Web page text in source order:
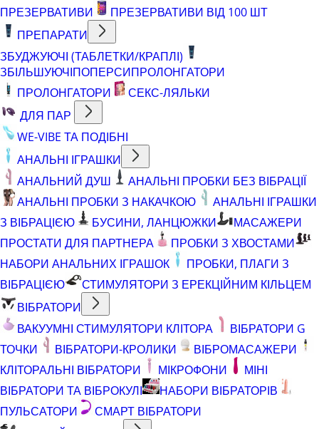
ПРЕЗЕРВАТИВИ
ПРЕЗЕРВАТИВИ ВІД 100 ШТ
ПРЕПАРАТИ
ЗБУДЖУЮЧІ (ТАБЛЕТКИ/КРАПЛІ)
ЗБІЛЬШУЮЧІПОПЕРСИПРОЛОНГАТОРИ
ПРОЛОНГАТОРИ
СЕКС-ЛЯЛЬКИ
ДЛЯ ПАР
WE-VIBE ТА ПОДІБНІ
АНАЛЬНІ ІГРАШКИ
АНАЛЬНИЙ ДУШ
АНАЛЬНІ ПРОБКИ БЕЗ ВІБРАЦІЇ
АНАЛЬНІ ПРОБКИ З НАКАЧКОЮ
АНАЛЬНІ ІГРАШКИ
З ВІБРАЦІЄЮ
БУСИНИ, ЛАНЦЮЖКИ
МАСАЖЕРИ
ПРОСТАТИ ДЛЯ ПАРТНЕРА
ПРОБКИ З ХВОСТАМИ
НАБОРИ АНАЛЬНИХ ІГРАШОК
ПРОБКИ, ПЛАГИ З
ВІБРАЦІЄЮ
СТИМУЛЯТОРИ З ЕРЕКЦІЙНИМ КІЛЬЦЕМ
ВІБРАТОРИ
ВАКУУМНІ СТИМУЛЯТОРИ КЛІТОРА
ВІБРАТОРИ G
ТОЧКИ
ВІБРАТОРИ-КРОЛИКИ
ВІБРОМАСАЖЕРИ
КЛІТОРАЛЬНІ ВІБРАТОРИ
МІКРОФОНИ
МІНІ
ВІБРАТОРИ ТА ВІБРОКУЛІ
НАБОРИ ВІБРАТОРІВ
ПУЛЬСАТОРИ
СМАРТ ВІБРАТОРИ